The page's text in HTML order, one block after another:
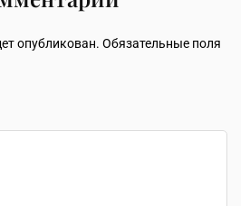
опубликован. Обязательные поля